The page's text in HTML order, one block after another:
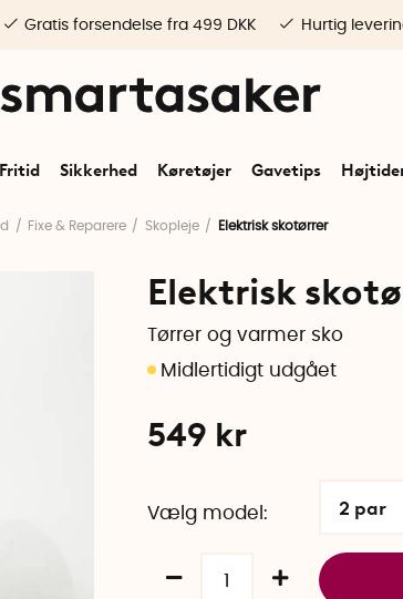
Fritid Sikkerhed Køretøjer Gavetips
Gratis forsendelse fra 499 DKK Hurtig
Fixe & Reparere Skopleje Elektrisk skotørrer
Elektrisk
Tørrer og varmer sko
549 kr
Vælg model 2 par